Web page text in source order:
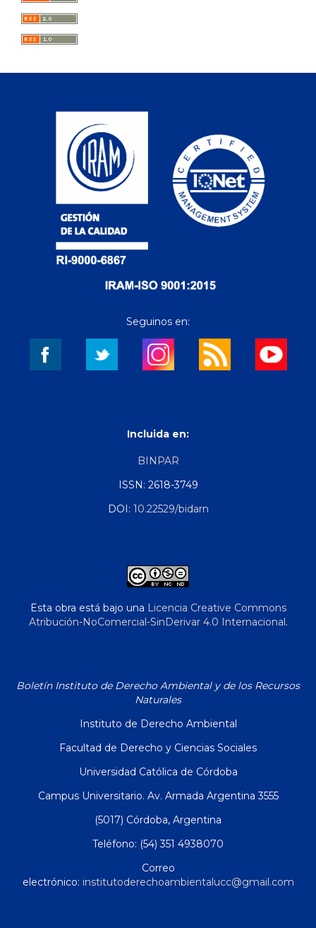
Seguinos en:
Incluida en:
BINPAR
ISSN: 2618-3749
DOI: 10.22529/bidarn
Esta obra está bajo una Licencia Creative Commons
Atribución-NoComercial-SinDerivar 4.0 Internacional .
Boletín Instituto de Derecho Ambiental y de los Recursos
Naturales
Instituto de Derecho Ambiental
Facultad de Derecho y Ciencias Sociales
Universidad Católica de Córdoba
Campus Universitario. Av. Armada Argentina 3555
(5017) Córdoba, Argentina
Teléfono: (54) 351 4938070
Correo
electrónico: institutoderechoambientalucc@gmail.com